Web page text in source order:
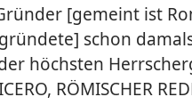
[gemeint ist
schon
höchsten
RÖMISCHER